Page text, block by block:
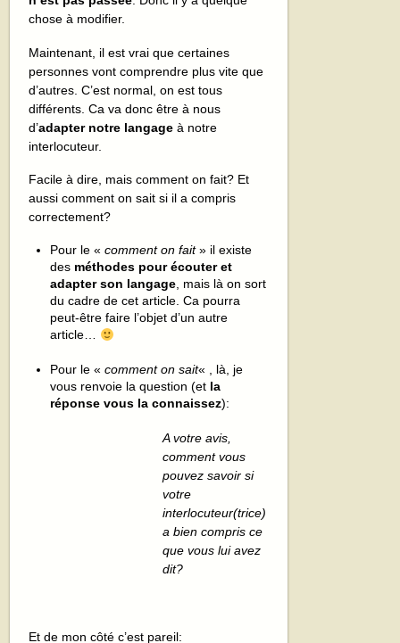
chose à modifier.
Maintenant, il est vrai que certaines
personnes vont comprendre plus vite que
d’autres. C’est normal, on est tous
différents. Ca va donc être à nous
d’adapter notre langage à notre
interlocuteur.
Facile à dire, mais comment on fait? Et
aussi comment on sait si il a compris
correctement?
Pour le «comment on fait» il existe
des méthodes pour écouter et
adapter son langage , mais là on sort
du cadre de cet article. Ca pourra
peut-être faire l’objet d’un autre
article…
Pour le «comment on sait« , là, je
vous renvoie la question (et la
réponse vous la connaissez):
A votre avis,
comment vous
pouvez savoir si
votre
interlocuteur(trice)
a bien compris ce
que vous lui avez
dit?
Et de mon côté c’est pareil: